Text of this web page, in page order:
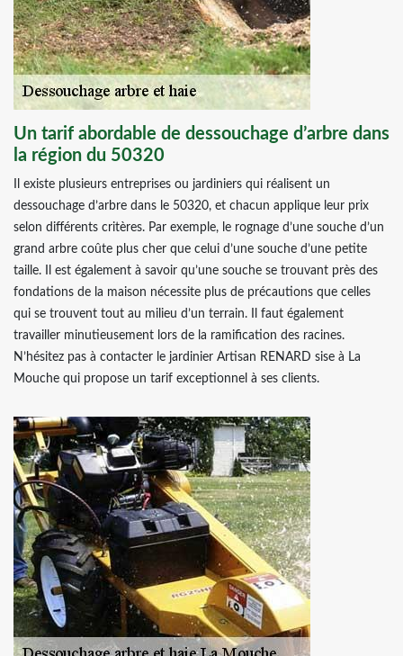
Un tarif abordable de dessouchage d’arbre dans
la région du 50320
Il existe plusieurs entreprises ou jardiniers qui réalisent un
dessouchage d’arbre dans le 50320, et chacun applique leur prix
selon différents critères. Par exemple, le rognage d’une souche d’un
grand arbre coûte plus cher que celui d’une souche d’une petite
taille. Il est également à savoir qu’une souche se trouvant près des
fondations de la maison nécessite plus de précautions que celles
qui se trouvent tout au milieu d’un terrain. Il faut également
travailler minutieusement lors de la ramification des racines.
N’hésitez pas à contacter le jardinier Artisan RENARD sise à La
Mouche qui propose un tarif exceptionnel à ses clients.